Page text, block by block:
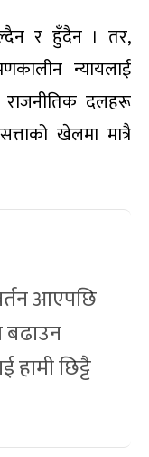
र हुँदैन । तर,
न्यायलाई
दलहरू
खेलमा मात्रै
आएपछि
बढाउन
छिट्टै